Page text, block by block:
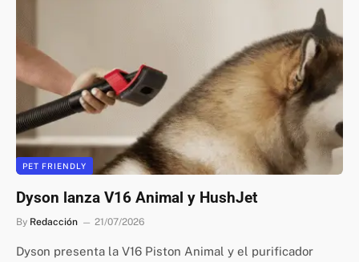
PET FRIENDLY
Dyson lanza V16 Animal y HushJet
By Redacción 21/07/2026
Dyson presenta la V16 Piston Animal y el purificador